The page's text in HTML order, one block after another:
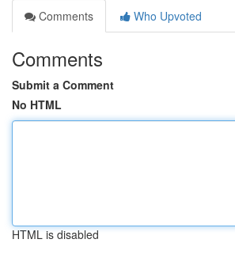
Comments
Who Upvoted
Comments
Submit a Comment
No HTML
HTML is disabled